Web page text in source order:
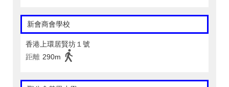
新會商會學校
香港上環居賢坊１號
距離 290m